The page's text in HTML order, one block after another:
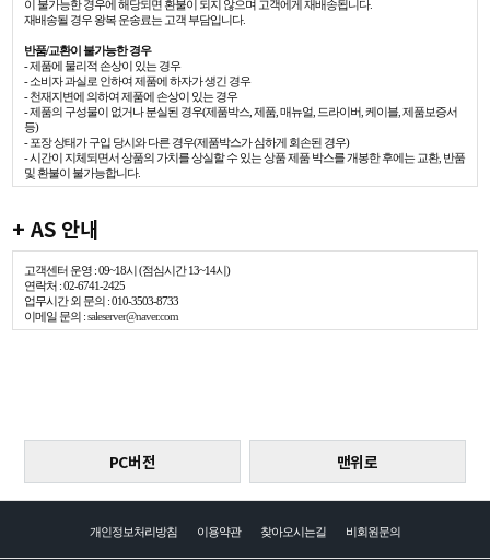
이 불가능한 경우에 해당되면 환불이 되지 않으며 고객에게 재배송됩니다.
재배송될 경우 왕복 운송료는 고객 부담입니다.
반품/교환이 불가능한 경우
- 제품에 물리적 손상이 있는 경우
- 소비자 과실로 인하여 제품에 하자가 생긴 경우
- 천재지변에 의하여 제품에 손상이 있는 경우
- 제품의 구성물이 없거나 분실된 경우(제품박스, 제품, 매뉴얼, 드라이버, 케이블, 제품보증서
등)
- 포장 상태가 구입 당시와 다른 경우(제품박스가 심하게 회손된 경우)
- 시간이 지체되면서 상품의 가치를 상실할 수 있는 상품 제품 박스를 개봉한 후에는 교환, 반품
및 환불이 불가능합니다.
+ AS 안내
고객센터 운영 : 09~18시 (점심시간 13~14시)
연락처 : 02-6741-2425
업무시간 외 문의 : 010-3503-8733
이메일 문의 :saleserver@naver.com
PC버전 맨위로
개인정보처리방침 이용약관 찾아오시는길 비회원문의